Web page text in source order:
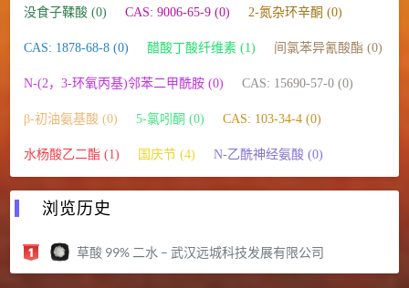
没食子鞣酸 (0) CAS: 9006-65-9 (0) 2-氮杂环辛酮 (0)
CAS: 1878-68-8 (0) 醋酸丁酸纤维素 (1) 间氯苯异氰酸酯 (0)
N-(2，3-环氧丙基)邻苯二甲酰胺 (0) CAS: 15690-57-0 (0)
β-初油氨基酸 (0) 5-氯吲酮 (0) CAS: 103-34-4 (0)
水杨酸乙二酯 (1) 国庆节 (4) N-乙酰神经氨酸 (0)
浏览历史
草酸 99% 二水 – 武汉远城科技发展有限公司